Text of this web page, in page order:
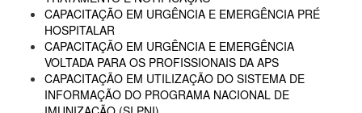
CAPACITAÇÃO EM URGÊNCIA E EMERGÊNCIA PRÉ
HOSPITALAR
CAPACITAÇÃO EM URGÊNCIA E EMERGÊNCIA
VOLTADA PARA OS PROFISSIONAIS DA APS
CAPACITAÇÃO EM UTILIZAÇÃO DO SISTEMA DE
INFORMAÇÃO DO PROGRAMA NACIONAL DE